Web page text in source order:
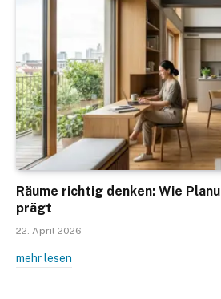
Räume richtig denken: Wie
prägt
22. April 2026
mehr lesen